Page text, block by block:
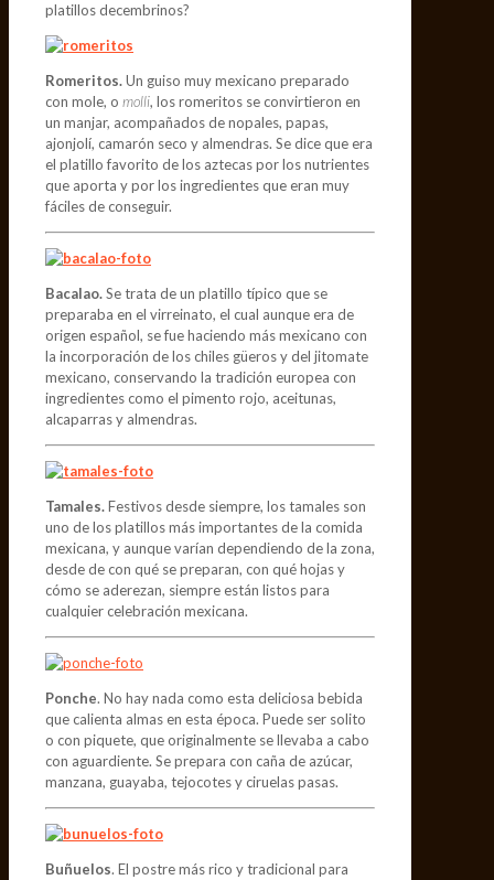
platillos decembrinos?
Romeritos.Un guiso muy mexicano preparado
con mole, o molli, los romeritos se convirtieron en
un manjar, acompañados de nopales, papas,
ajonjolí, camarón seco y almendras. Se dice que era
el platillo favorito de los aztecas por los nutrientes
que aporta y por los ingredientes que eran muy
fáciles de conseguir.
Bacalao.Se trata de un platillo típico que se
preparaba en el virreinato, el cual aunque era de
origen español, se fue haciendo más mexicano con
la incorporación de los chiles güeros y del jitomate
mexicano, conservando la tradición europea con
ingredientes como el pimento rojo, aceitunas,
alcaparras y almendras.
Tamales.Festivos desde siempre, los tamales son
uno de los platillos más importantes de la comida
mexicana, y aunque varían dependiendo de la zona,
desde de con qué se preparan, con qué hojas y
cómo se aderezan, siempre están listos para
cualquier celebración mexicana.
Ponche. No hay nada como esta deliciosa bebida
que calienta almas en esta época. Puede ser solito
o con piquete, que originalmente se llevaba a cabo
con aguardiente. Se prepara con caña de azúcar,
manzana, guayaba, tejocotes y ciruelas pasas.
Buñuelos. El postre más rico y tradicional para